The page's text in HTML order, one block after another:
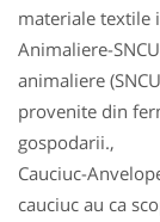
materiale textile
Animaliere-
animaliere
provenite din
gospodarii.,
Cauciuc-
cauciuc au ca